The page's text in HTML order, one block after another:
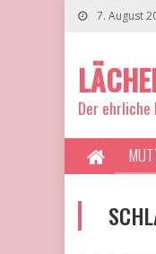
7. August
Der ehrliche